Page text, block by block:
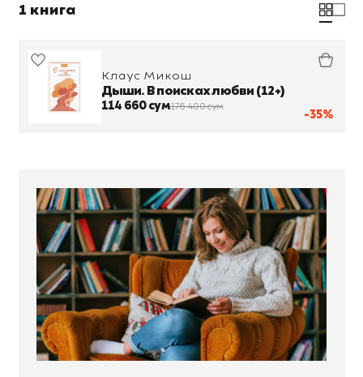
1 книга
-35%
Клаус Микош
Дыши. В поисках любви (12+)
114 660 сум176 400 сум